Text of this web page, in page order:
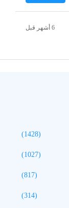
(1428)
(1027)
(817)
(314)